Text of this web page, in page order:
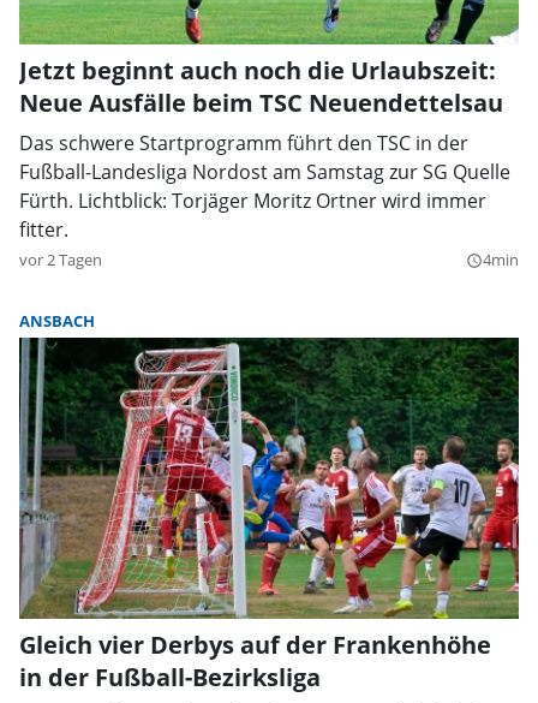
Jetzt beginnt auch noch die Urlaubszeit:
Neue Ausfälle beim TSC Neuendettelsau
Das schwere Startprogramm führt den TSC in der
Fußball-Landesliga Nordost am Samstag zur SG Quelle
Fürth. Lichtblick: Torjäger Moritz Ortner wird immer
fitter.
vor 2 Tagen query_builder4min
ANSBACH
Gleich vier Derbys auf der Frankenhöhe
in der Fußball-Bezirksliga